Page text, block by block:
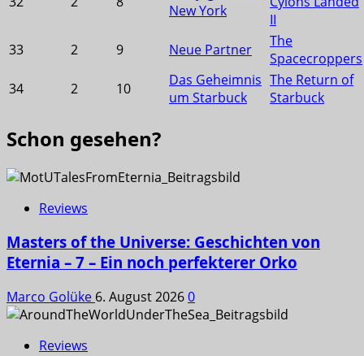
New York
II
33
2 9 Neue Partner
The
Spacecroppers
34
2 10
Das Geheimnis
um Starbuck
The Return of
Starbuck
Schon gesehen?
Reviews
Masters of the Universe: Geschichten von
Eternia – 7 – Ein noch perfekterer Orko
Marco Golüke 6. August 20260
Reviews